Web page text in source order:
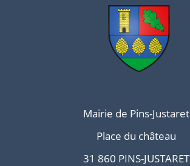
Mairie de Pins-Justaret
Place du château
31 860 PINS-JUSTARET